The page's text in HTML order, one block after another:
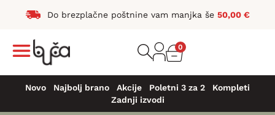
Do brezplačne poštnine vam manjka še 50,00 €
0
Novo Najbolj brano Akcije Poletni 3 za 2
Kompleti
Zadnji izvodi